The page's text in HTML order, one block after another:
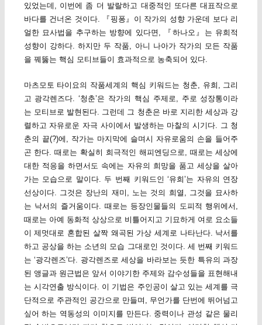
있었는데, 이번에 좀 더 발랄하고 대중적인 또다른 대표작으로
바다를 건너온 것이다. 『핑퐁』이 작가의 성향 가운데 보다 리
얼한 묘사법을 추구하는 방향에 있다면, 『하나오』는 유희적
성향이 강하다. 하지만 두 작품, 아니 나아가 작가의 모든 작품
을 꿰뚫는 핵심 모티브들이 효과적으로 농축되어 있다.
마츠모토 타이요의 작품세계의 핵심 키워드는 청춘, 유희, 그리
고 광각렌즈다. ‘청춘’은 작가의 핵심 주제로, 주로 성장통이라
는 모티브로 발현된다. 그런데 그 청춘은 바로 지리한 세상과 강
렬하고 자유로운 자극 사이에서 발생하는 마찰의 시기다. 그 청
춘의 끝(?)에, 작가는 마지막에 슬며시 자유로움의 손을 들어주
곤 한다. 때로는 확실히 희극적인 해피엔딩으로, 때로는 세상에
대한 적응을 하면서도 속에는 자유의 희망을 품고 세상을 살아
가는 모습으로 말이다. 두 번째 키워드인 ‘유희’는 자유의 연장
선상이다. 그것은 장난의 재미, 노는 것의 희열, 그것을 묘사하
는 낙서의 즐거움이다. 때로는 등장인물들의 도피적 행위에서,
때로는 아예 동화적 상상으로 비틀어지고 기묘하게 여로 요소들
이 제멋대로 혼합된 살짝 왜곡된 가상 세계로 나타난다. 낙서를
하고 공상을 하는 소년의 모습 그대로인 것이다. 세 번째 키워드
는 ‘광각렌즈’다. 광각렌즈로 세상을 바라보는 듯한 특유의 과장
된 앵글과 원근법은 앞서 이야기한 주제와 감수성들을 표현해내
는 시각연출 방식이다. 이 기법은 주인공이 살고 있는 세계를 극
단적으로 주관적인 공간으로 만들며, 무언가를 단번에 뛰어넘고
싶어 하는 역동성의 이미지를 만든다. 중력이나 관성 같은 물리